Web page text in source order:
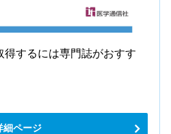
するには専門誌がおすす
細ページ